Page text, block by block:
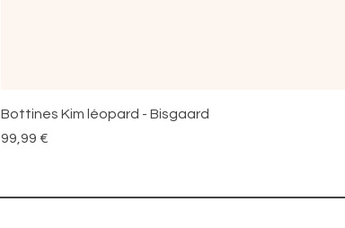
Bottines Kim léopard - Bisgaard
Prix
99,99 €